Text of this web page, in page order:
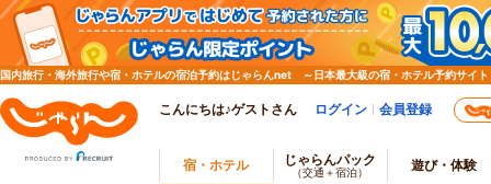
国内旅行・海外旅行や宿・ホテルの宿泊予約はじゃらんnet ～日本最大級の宿・ホテル予約サイト
こんにちは♪ゲストさん ログイン 会員登録
宿・ホテル じゃらんパック
（交通＋宿泊） 遊び・体験